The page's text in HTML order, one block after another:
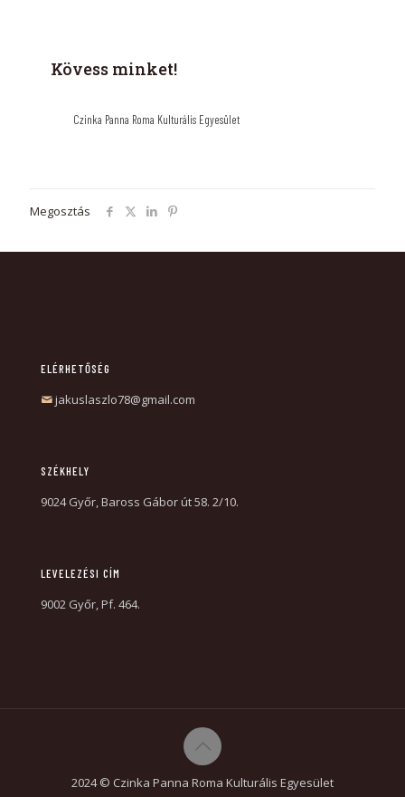
Kövess minket!
Czinka Panna Roma Kulturális Egyesület
Megosztás
ELÉRHETŐSÉG
jakuslaszlo78@gmail.com
SZÉKHELY
9024 Győr, Baross Gábor út 58. 2/10.
LEVELEZÉSI CÍM
9002 Győr, Pf. 464.
2024 © Czinka Panna Roma Kulturális Egyesület